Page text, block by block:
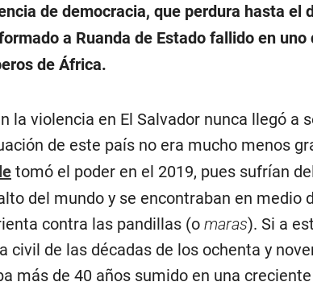
de democracia, que perdura hasta el
a Ruanda de Estado fallido en uno
de África.
la violencia en El Salvador nunca llegó a
de este país no era mucho menos
tomó el poder en el 2019, pues sufrían
del mundo y se encontraban en medio
contra las pandillas (o maras). Si a
civil de las décadas de los ochenta y
más de 40 años sumido en una